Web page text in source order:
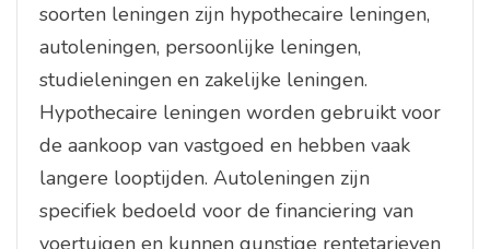
soorten leningen zijn hypothecaire leningen,
autoleningen, persoonlijke leningen,
studieleningen en zakelijke leningen.
Hypothecaire leningen worden gebruikt voor
de aankoop van vastgoed en hebben vaak
langere looptijden. Autoleningen zijn
specifiek bedoeld voor de financiering van
voertuigen en kunnen gunstige rentetarieven